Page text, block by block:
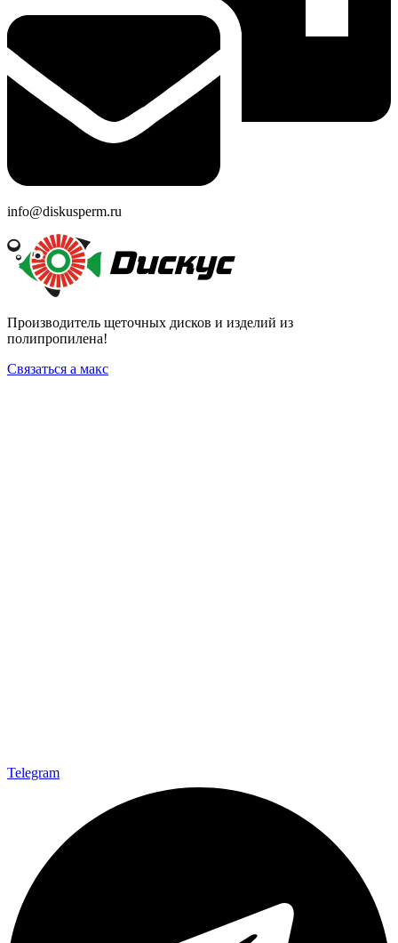
info@diskusperm.ru
Производитель щеточных дисков и изделий из
полипропилена!
Связаться а макс
Telegram